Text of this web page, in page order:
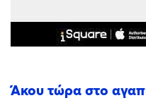
Άκου τώρα στο